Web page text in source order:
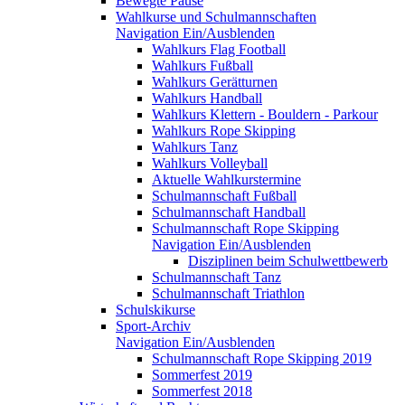
Wahlkurse und Schulmannschaften
Navigation Ein/Ausblenden
Wahlkurs Flag Football
Wahlkurs Fußball
Wahlkurs Gerätturnen
Wahlkurs Handball
Wahlkurs Klettern - Bouldern - Parkour
Wahlkurs Rope Skipping
Wahlkurs Tanz
Wahlkurs Volleyball
Aktuelle Wahlkurstermine
Schulmannschaft Fußball
Schulmannschaft Handball
Schulmannschaft Rope Skipping
Navigation Ein/Ausblenden
Disziplinen beim Schulwettbewerb
Schulmannschaft Tanz
Schulmannschaft Triathlon
Schulskikurse
Sport-Archiv
Navigation Ein/Ausblenden
Schulmannschaft Rope Skipping 2019
Sommerfest 2019
Sommerfest 2018